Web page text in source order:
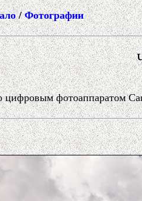
/Фотографии
цифровым фотоаппаратом